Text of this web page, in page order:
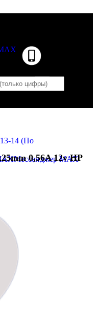
14 (По
Мессенджер MAX
0,56A 12v HP